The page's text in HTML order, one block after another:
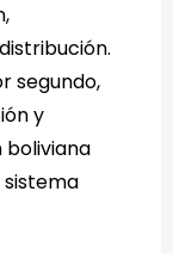
segundo,
y
boliviana
sistema